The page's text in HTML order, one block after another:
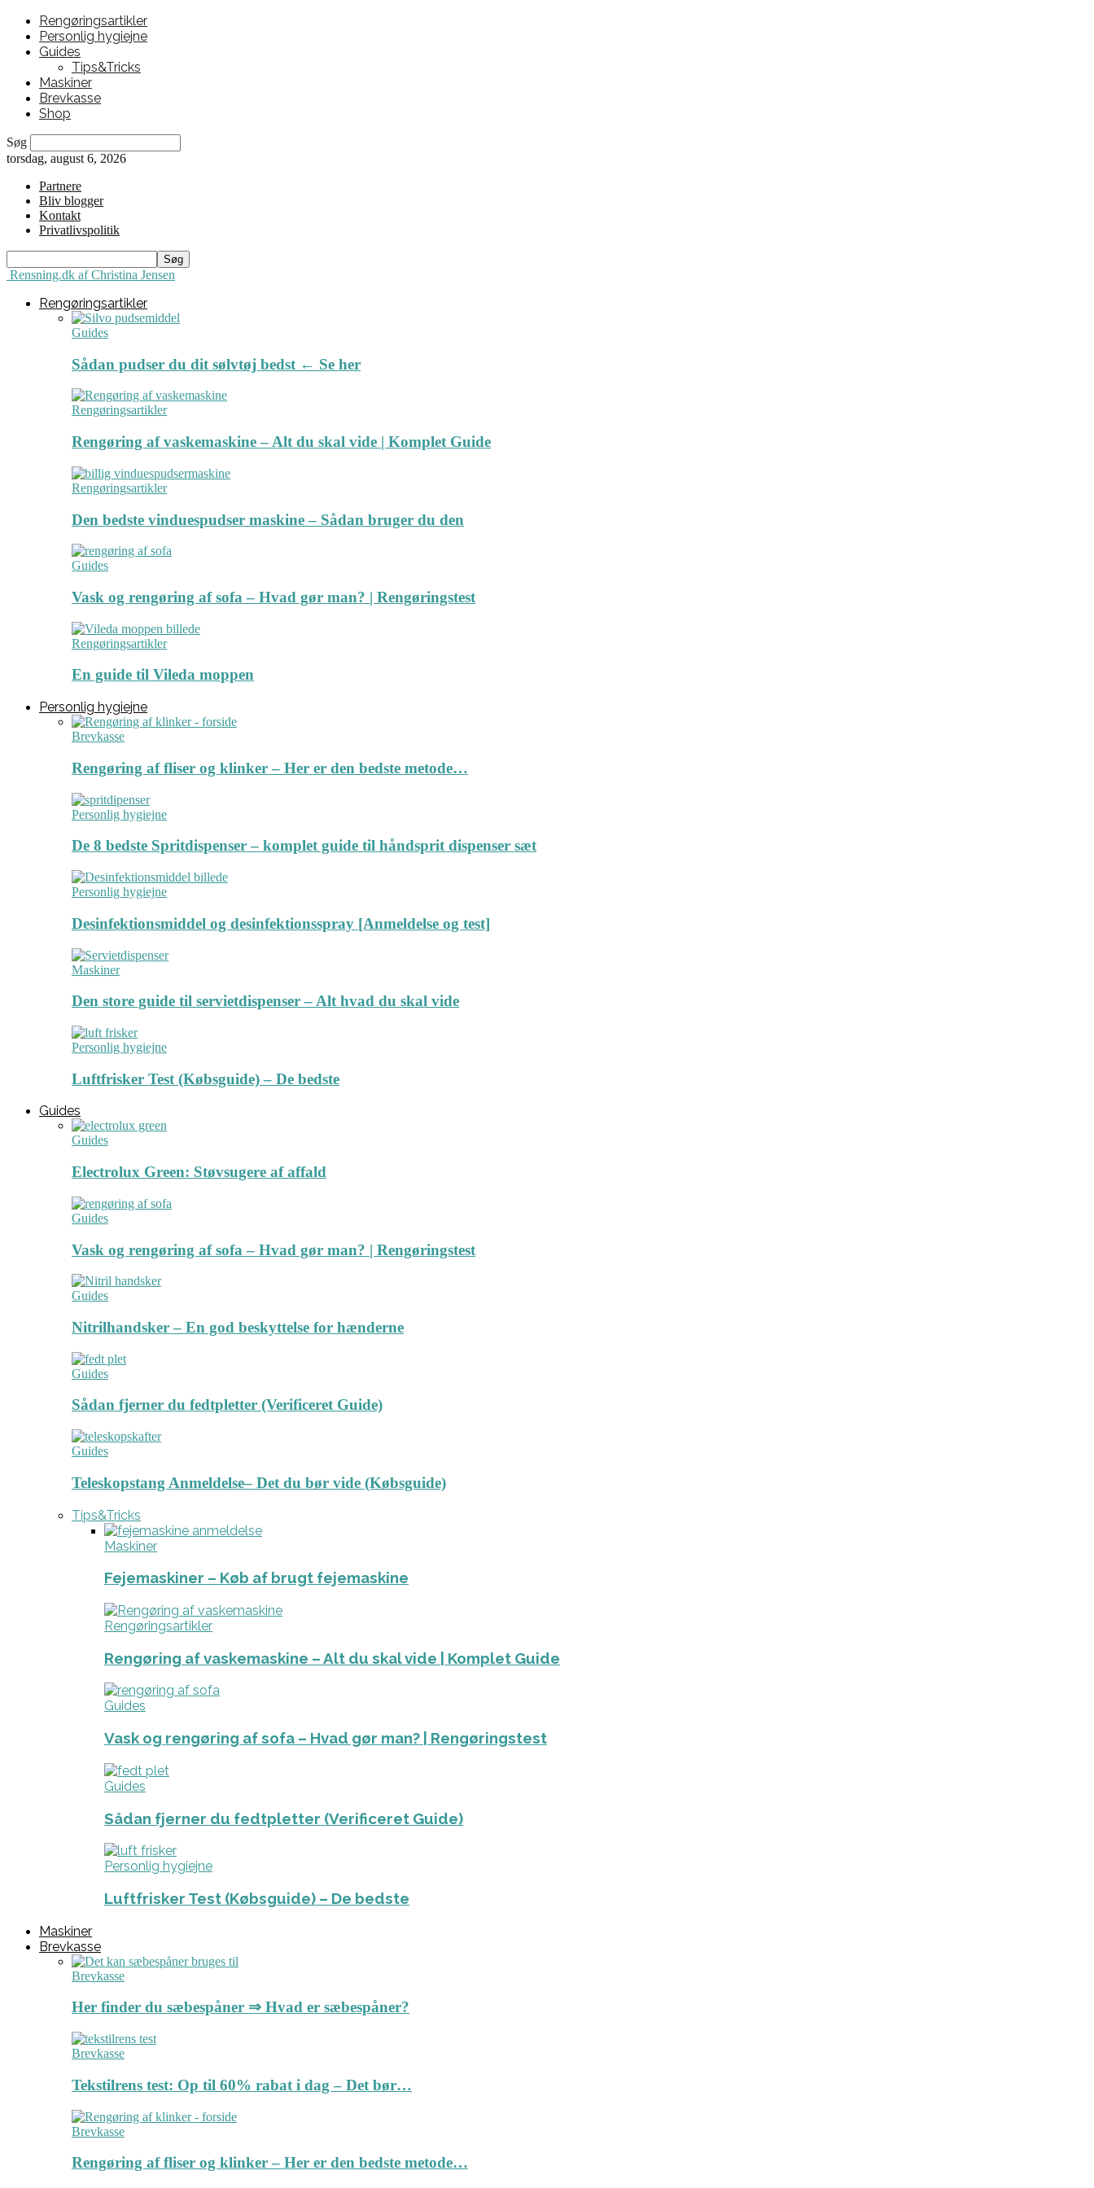
Rengøringsartikler
Personlig hygiejne
Guides
Tips&Tricks
Maskiner
Brevkasse
Shop
Søg
torsdag, august 6, 2026
Partnere
Bliv blogger
Kontakt
Privatlivspolitik
Rensning.dk af Christina Jensen
Rengøringsartikler
Guides
Sådan pudser du dit sølvtøj bedst ← Se her
Rengøringsartikler
Rengøring af vaskemaskine – Alt du skal vide | Komplet Guide
Rengøringsartikler
Den bedste vinduespudser maskine – Sådan bruger du den
Guides
Vask og rengøring af sofa – Hvad gør man? | Rengøringstest
Rengøringsartikler
En guide til Vileda moppen
Personlig hygiejne
Brevkasse
Rengøring af fliser og klinker – Her er den bedste metode…
Personlig hygiejne
De 8 bedste Spritdispenser – komplet guide til håndsprit dispenser sæt
Personlig hygiejne
Desinfektionsmiddel og desinfektionsspray [Anmeldelse og test]
Maskiner
Den store guide til servietdispenser – Alt hvad du skal vide
Personlig hygiejne
Luftfrisker Test (Købsguide) – De bedste
Guides
Guides
Electrolux Green: Støvsugere af affald
Guides
Vask og rengøring af sofa – Hvad gør man? | Rengøringstest
Guides
Nitrilhandsker – En god beskyttelse for hænderne
Guides
Sådan fjerner du fedtpletter (Verificeret Guide)
Guides
Teleskopstang Anmeldelse– Det du bør vide (Købsguide)
Tips&Tricks
Maskiner
Fejemaskiner – Køb af brugt fejemaskine
Rengøringsartikler
Rengøring af vaskemaskine – Alt du skal vide | Komplet Guide
Guides
Vask og rengøring af sofa – Hvad gør man? | Rengøringstest
Guides
Sådan fjerner du fedtpletter (Verificeret Guide)
Personlig hygiejne
Luftfrisker Test (Købsguide) – De bedste
Maskiner
Brevkasse
Brevkasse
Her finder du sæbespåner ⇒ Hvad er sæbespåner?
Brevkasse
Tekstilrens test: Op til 60% rabat i dag – Det bør…
Brevkasse
Rengøring af fliser og klinker – Her er den bedste metode…